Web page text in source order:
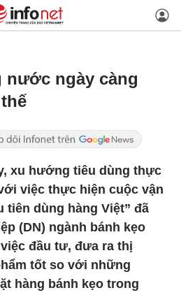
nước ngày càng
xu hướng tiêu dùng thực
việc thực hiện cuộc vận
tiên dùng hàng Việt” đã
(DN) ngành bánh kẹo
đầu tư, đưa ra thị
tốt so với những
hàng bánh kẹo trong